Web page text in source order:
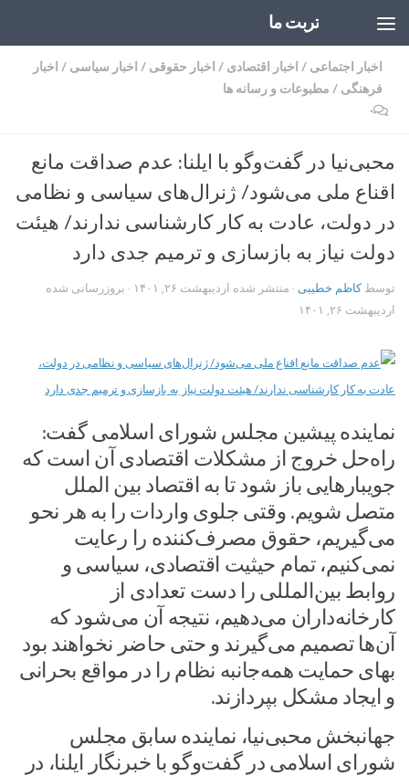
تربت ما
اخبار اجتماعی / اخبار اقتصادی / اخبار حقوقی / اخبار سیاسی / اخبار
فرهنگی / مطبوعات و رسانه ها
۰
محبی‌نیا در گفت‌وگو با ایلنا: عدم صداقت مانع
اقناع ملی می‌شود/ ژنرال‌های سیاسی و نظامی
در دولت، عادت به کار کارشناسی ندارند/ هیئت
دولت نیاز به بازسازی و ترمیم جدی دارد
توسطکاظم خطیبی · منتشر شده اردیبهشت ۲۶, ۱۴۰۱
· بروزرسانی شده
اردیبهشت ۲۶, ۱۴۰۱
نماینده پیشین مجلس شورای اسلامی گفت:
راه‌حل خروج از مشکلات اقتصادی آن است که
جویبارهایی باز شود تا به اقتصاد بین الملل
متصل شویم. وقتی جلوی واردات را به هر نحو
می‌گیریم، حقوق مصرف‌کننده را رعایت
نمی‌کنیم، تمام حیثیت اقتصادی، سیاسی و
روابط بین‌المللی را دست تعدادی از
کارخانه‌داران می‌دهیم، نتیجه آن می‌شود که
آن‌ها تصمیم می‌گیرند و حتی حاضر نخواهند بود
بهای حمایت همه‌جانبه نظام را در مواقع بحرانی
و ایجاد مشکل بپردازند.
جهانبخش محبی‌نیا، نماینده سابق مجلس
شورای اسلامی در گفت‌وگو با خبرنگار ایلنا، در